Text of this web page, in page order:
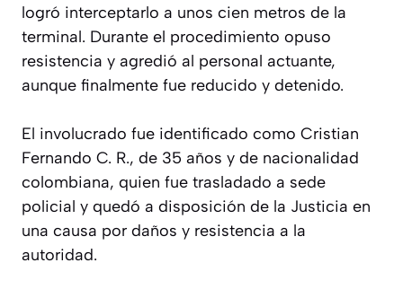
logró interceptarlo a unos cien metros de la
terminal. Durante el procedimiento opuso
resistencia y agredió al personal actuante,
aunque finalmente fue reducido y detenido.
El involucrado fue identificado como Cristian
Fernando C. R., de 35 años y de nacionalidad
colombiana, quien fue trasladado a sede
policial y quedó a disposición de la Justicia en
una causa por daños y resistencia a la
autoridad.